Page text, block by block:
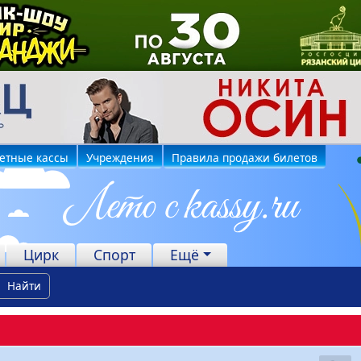
кассы Учреждения Правила продажи билетов
Цирк Спорт Ещё
Найти